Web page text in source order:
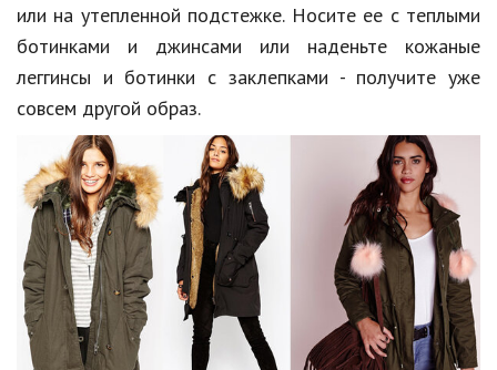
или на утепленной подстежке. Носите ее с теплыми
ботинками и джинсами или наденьте кожаные
леггинсы и ботинки с заклепками - получите уже
совсем другой образ.